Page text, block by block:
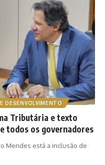
DESENVOLVIMENTO
Tributária e texto
todos os governadores
Mendes está a inclusão de